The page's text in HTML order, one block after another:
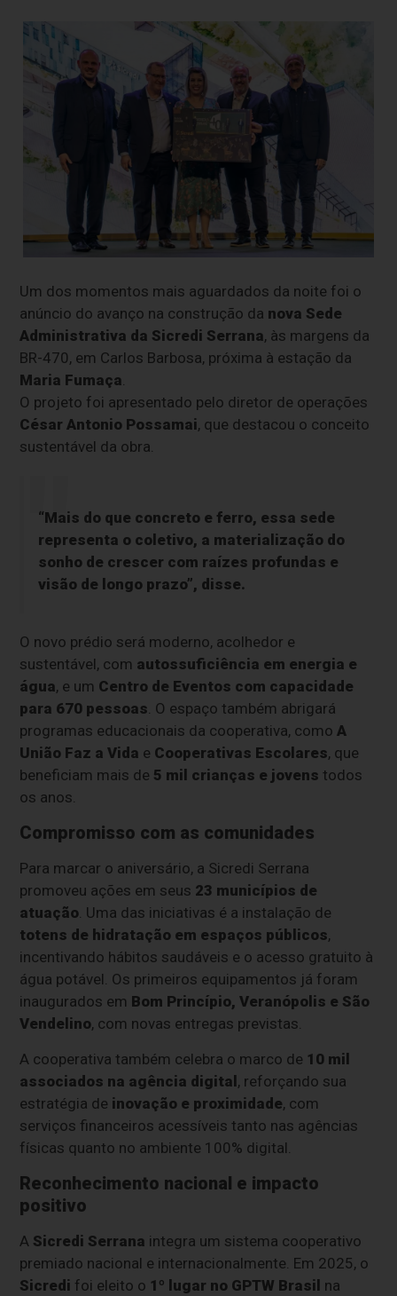
Um dos momentos mais aguardados da noite foi o
anúncio do avanço na construção da nova Sede
Administrativa da Sicredi Serrana, às margens da
BR-470, em Carlos Barbosa, próxima à estação da
Maria Fumaça.
O projeto foi apresentado pelo diretor de operações
César Antonio Possamai, que destacou o conceito
sustentável da obra.
“Mais do que concreto e ferro, essa sede
representa o coletivo, a materialização do
sonho de crescer com raízes profundas e
visão de longo prazo”, disse.
O novo prédio será moderno, acolhedor e
sustentável, com autossuficiência em energia e
água, e um Centro de Eventos com capacidade
para 670 pessoas. O espaço também abrigará
programas educacionais da cooperativa, comoA
União Faz a Vida e Cooperativas Escolares, que
beneficiam mais de 5 mil crianças e jovens todos
os anos.
Compromisso com as comunidades
Para marcar o aniversário, a Sicredi Serrana
promoveu ações em seus 23 municípios de
atuação. Uma das iniciativas é a instalação de
totens de hidratação em espaços públicos,
incentivando hábitos saudáveis e o acesso gratuito à
água potável. Os primeiros equipamentos já foram
inaugurados em Bom Princípio, Veranópolis e São
Vendelino, com novas entregas previstas.
A cooperativa também celebra o marco de 10 mil
associados na agência digital , reforçando sua
estratégia de inovação e proximidade, com
serviços financeiros acessíveis tanto nas agências
físicas quanto no ambiente 100% digital.
Reconhecimento nacional e impacto
positivo
A Sicredi Serrana integra um sistema cooperativo
premiado nacional e internacionalmente. Em 2025, o
Sicredi foi eleito o 1º lugar no GPTW Brasil na